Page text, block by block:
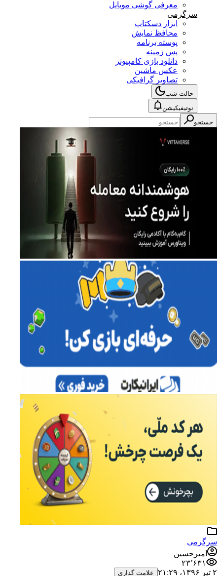
معرفی گوشی موبایل
سرگرمی
ابزار دسکتاپ
محافظ نمایش
پوسته برنامه
پس زمینه
دانلود بازی کامپیوتر
عکس ماشین
تصاویر گرافیکی
حالت شب
نوتیفیکیشن
جستجو
سرگرمی
امیرحسین
۲۳٬۶۳۱
۲ تیر ۱۳۹۶،‏ ۲۱:۲۹
علامت گذاری